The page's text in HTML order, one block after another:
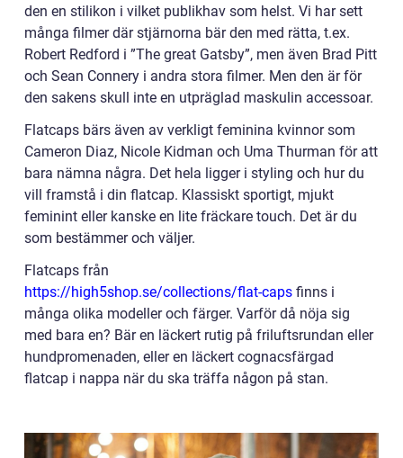
den en stilikon i vilket publikhav som helst. Vi har sett
många filmer där stjärnorna bär den med rätta, t.ex.
Robert Redford i ”The great Gatsby”, men även Brad Pitt
och Sean Connery i andra stora filmer. Men den är för
den sakens skull inte en utpräglad maskulin accessoar.
Flatcaps bärs även av verkligt feminina kvinnor som
Cameron Diaz, Nicole Kidman och Uma Thurman för att
bara nämna några. Det hela ligger i styling och hur du
vill framstå i din flatcap. Klassiskt sportigt, mjukt
feminint eller kanske en lite fräckare touch. Det är du
som bestämmer och väljer.
Flatcaps från
https://high5shop.se/collections/flat-caps finns i
många olika modeller och färger. Varför då nöja sig
med bara en? Bär en läckert rutig på friluftsrundan eller
hundpromenaden, eller en läckert cognacsfärgad
flatcap i nappa när du ska träffa någon på stan.